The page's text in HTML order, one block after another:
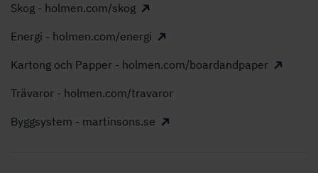
Skog - holmen.com/skog
Energi - holmen.com/energi
Kartong och Papper - holmen.com/boardandpaper
Trävaror - holmen.com/travaror
Byggsystem - martinsons.se